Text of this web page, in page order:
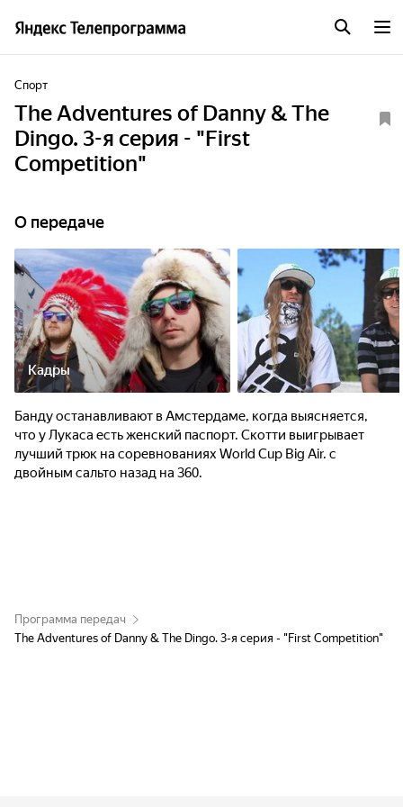
Спорт
The Adventures of Danny & The
Dingo. 3-я серия - "First
Competition"
О передаче
Кадры
Банду останавливают в Амстердаме, когда выясняется,
что у Лукаса есть женский паспорт. Скотти выигрывает
лучший трюк на соревнованиях World Cup Big Air. с
двойным сальто назад на 360.
Программа передач
The Adventures of Danny & The Dingo. 3-я серия - "First Competition"